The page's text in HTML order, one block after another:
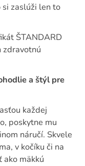
zaslúži len to
ŠTANDARD
zdravotnú
a štýl pre
každej
poskytne mu
náručí. Skvele
v kočíku či na
ako mäkkú